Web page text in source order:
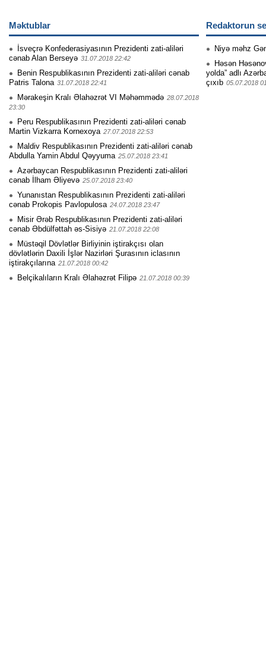
Məktublar
İsveçrə Konfederasiyasının Prezidenti zati-aliləri
cənab Alan Berseyə 31.07.2018 22:42
Benin Respublikasının Prezidenti zati-aliləri cənab
Patris Talona 31.07.2018 22:41
Mərakeşin Kralı Əlahəzrət VI Məhəmmədə 28.07.2018
23:30
Peru Respublikasının Prezidenti zati-aliləri cənab
Martin Vizkarra Kornexoya 27.07.2018 22:53
Maldiv Respublikasının Prezidenti zati-aliləri cənab
Abdulla Yamin Abdul Qəyyuma 25.07.2018 23:41
Azərbaycan Respublikasının Prezidenti zati-aliləri
cənab İlham Əliyevə 25.07.2018 23:40
Yunanıstan Respublikasının Prezidenti zati-aliləri
cənab Prokopis Pavlopulosa 24.07.2018 23:47
Misir Ərəb Respublikasının Prezidenti zati-aliləri
cənab Əbdülfəttah əs-Sisiyə 21.07.2018 22:08
Müstəqil Dövlətlər Birliyinin iştirakçısı olan
dövlətlərin Daxili İşlər Nazirləri Şurasının iclasının
iştirakçılarına 21.07.2018 00:42
Belçikalıların Kralı Əlahəzrət Filipə 21.07.2018 00:39
Redaktorun
Niyə məhz
Həsən
yolda” adlı
çıxıb 05.07.2018